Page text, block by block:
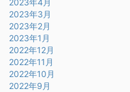
2023年4月
2023年3月
2023年2月
2023年1月
2022年12月
2022年11月
2022年10月
2022年9月